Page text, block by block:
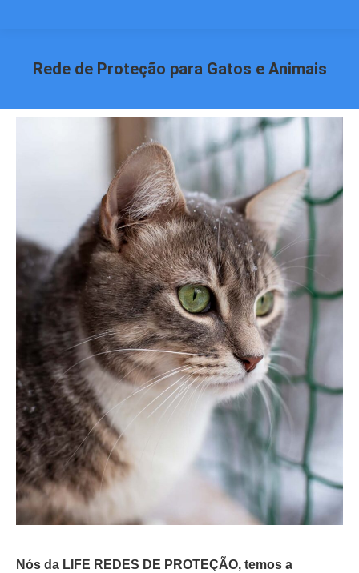
Rede de Proteção para Gatos e Animais
Nós da LIFE REDES DE PROTEÇÃO, temos a